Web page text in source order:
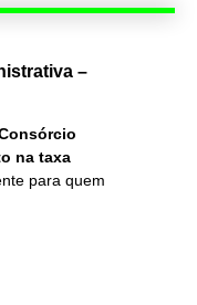
–
na taxa
para quem